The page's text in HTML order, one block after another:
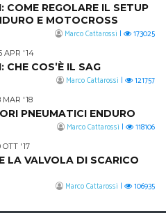
COME REGOLARE IL SETUP
E MOTOCROSS
Marco Cattarossi | 173025
APR '14
CHE COS’È IL SAG
Marco Cattarossi | 121757
MAR '18
PNEUMATICI ENDURO
Marco Cattarossi | 118106
OTT '17
LA VALVOLA DI SCARICO
Marco Cattarossi | 106935